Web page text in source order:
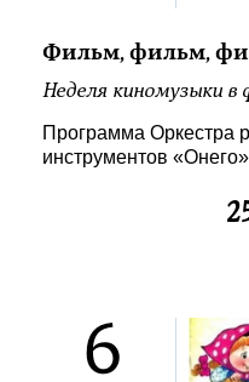
Фильм, фильм,
Неделя киномузыки в
Программа Оркестра
инструментов «Онего»
6